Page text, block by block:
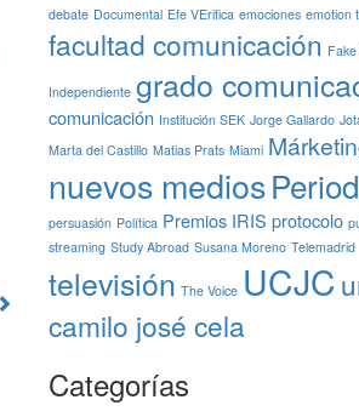
debate Documental Efe VErifica emociones emotion
facultad comunicación
Independiente grado
comunicación Institución SEK Jorge Gallardo
Marta del Castillo Matias Prats Miami
nuevos medios
persuasión Política Premios IRIS protocolo
streaming Study Abroad Susana Moreno Telemadrid
televisión The Voice UCJC
camilo josé cela
Categorías